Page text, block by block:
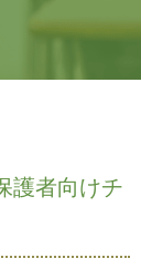
護者向けチ